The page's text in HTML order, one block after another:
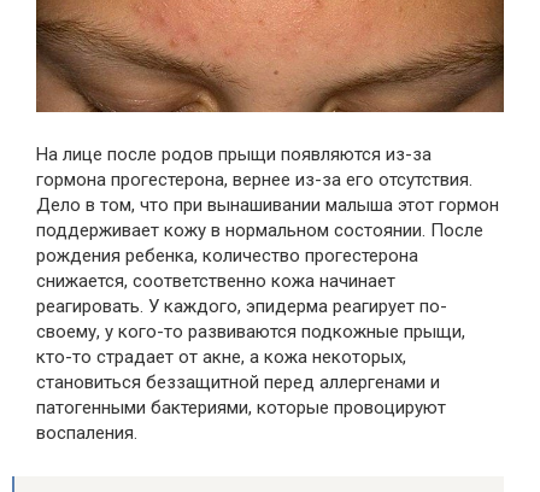
На лице после родов прыщи появляются из-за
гормона прогестерона, вернее из-за его отсутствия.
Дело в том, что при вынашивании малыша этот гормон
поддерживает кожу в нормальном состоянии. После
рождения ребенка, количество прогестерона
снижается, соответственно кожа начинает
реагировать. У каждого, эпидерма реагирует по-
своему, у кого-то развиваются подкожные прыщи,
кто-то страдает от акне, а кожа некоторых,
становиться беззащитной перед аллергенами и
патогенными бактериями, которые провоцируют
воспаления.